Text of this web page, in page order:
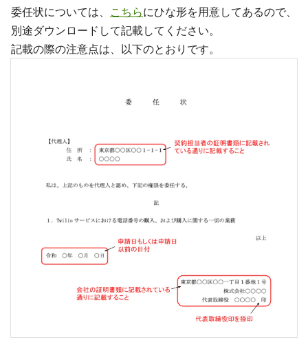
委任状については、 こちらにひな形を用意してあるので、
別途ダウンロードして記載してください。
記載の際の注意点は、以下のとおりです。